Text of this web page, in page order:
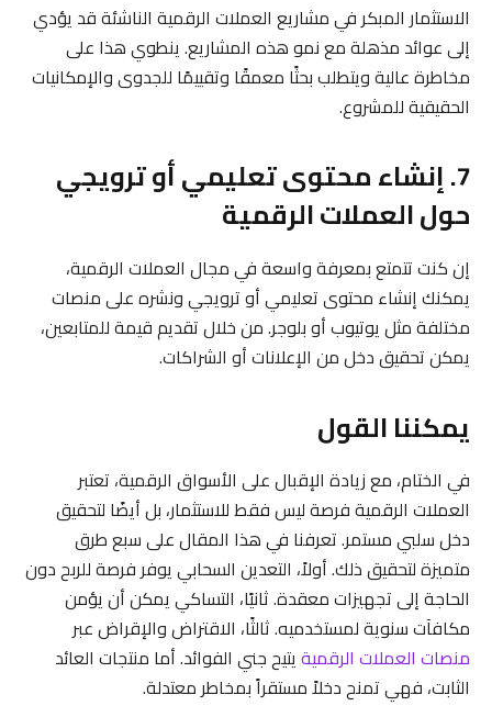
الاستثمار المبكر في مشاريع العملات الرقمية الناشئة قد يؤدي
إلى عوائد مذهلة مع نمو هذه المشاريع. ينطوي هذا على
مخاطرة عالية ويتطلب بحثًا معمقًا وتقييمًا للجدوى والإمكانيات
الحقيقية للمشروع.
7. إنشاء محتوى تعليمي أو ترويجي
حول العملات الرقمية
إن كنت تتمتع بمعرفة واسعة في مجال العملات الرقمية،
يمكنك إنشاء محتوى تعليمي أو ترويجي ونشره على منصات
مختلفة مثل يوتيوب أو بلوجر. من خلال تقديم قيمة للمتابعين،
يمكن تحقيق دخل من الإعلانات أو الشراكات.
يمكننا القول
في الختام، مع زيادة الإقبال على الأسواق الرقمية، تعتبر
العملات الرقمية فرصة ليس فقط للاستثمار، بل أيضًا لتحقيق
دخل سلبي مستمر. تعرفنا في هذا المقال على سبع طرق
متميزة لتحقيق ذلك. أولاً، التعدين السحابي يوفر فرصة للربح دون
الحاجة إلى تجهيزات معقدة. ثانيًا، التساكي يمكن أن يؤمن
مكافآت سنوية لمستخدميه. ثالثًا، الاقتراض والإقراض عبر
منصات العملات الرقميةيتيح جني الفوائد. أما منتجات العائد
الثابت، فهي تمنح دخلاً مستقراً بمخاطر معتدلة.